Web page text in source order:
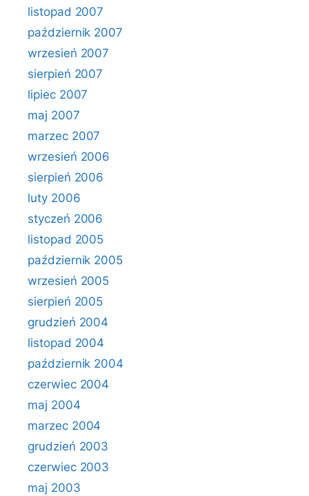
listopad 2007
październik 2007
wrzesień 2007
sierpień 2007
lipiec 2007
maj 2007
marzec 2007
wrzesień 2006
sierpień 2006
luty 2006
styczeń 2006
listopad 2005
październik 2005
wrzesień 2005
sierpień 2005
grudzień 2004
listopad 2004
październik 2004
czerwiec 2004
maj 2004
marzec 2004
grudzień 2003
czerwiec 2003
maj 2003